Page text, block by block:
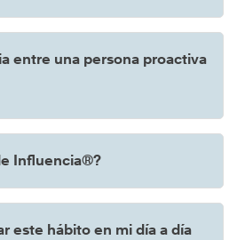
entre una persona proactiva
Influencia®?
este hábito en mi día a día